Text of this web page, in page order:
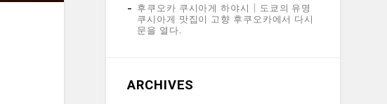
후쿠오카 쿠시아게 하야시│도쿄의 유명
쿠시아게 맛집이 고향 후쿠오카에서 다시
문을 열다.
ARCHIVES